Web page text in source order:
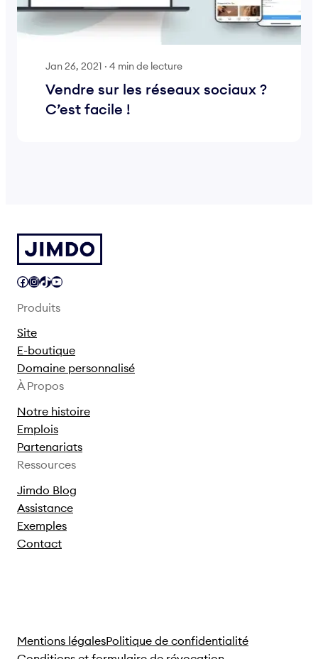
Jan 26, 2021 · 4 min de lecture
Vendre sur les réseaux sociaux ?
C’est facile !
Facebook InstagramTikTok YouTube
Produits
Site
E-boutique
Domaine personnalisé
À Propos
Notre histoire
Emplois
Partenariats
Ressources
Jimdo Blog
Assistance
Exemples
Contact
Mentions légalesPolitique de confidentialité